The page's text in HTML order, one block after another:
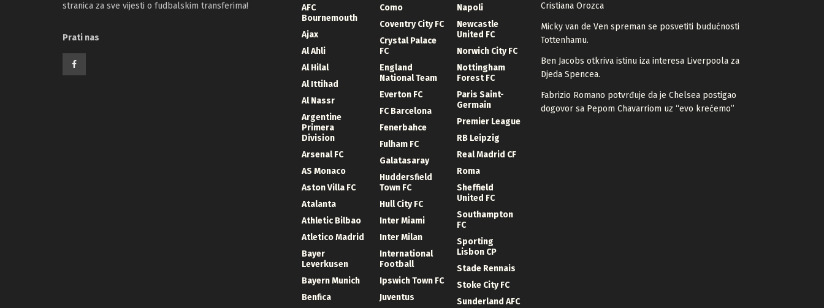
stranica za sve vijesti o fudbalskim transferima!
Prati nas
AFC
Bournemouth
Ajax
Al Ahli
Al Hilal
Al Ittihad
Al Nassr
Argentine
Primera
Division
Arsenal FC
AS Monaco
Aston Villa FC
Atalanta
Athletic Bilbao
Atletico Madrid
Bayer
Leverkusen
Bayern Munich
Benfica
Como
Coventry City FC
Crystal Palace
FC
England
National Team
Everton FC
FC Barcelona
Fenerbahce
Fulham FC
Galatasaray
Huddersfield
Town FC
Hull City FC
Inter Miami
Inter Milan
International
Football
Ipswich Town FC
Juventus
Napoli
Newcastle
United FC
Norwich City FC
Nottingham
Forest FC
Paris Saint-
Germain
Premier League
RB Leipzig
Real Madrid CF
Roma
Sheffield
United FC
Southampton
FC
Sporting
Lisbon CP
Stade Rennais
Stoke City FC
Sunderland AFC
Cristiana Orozca
Micky van de Ven spreman se posvetiti budućnosti
Tottenhamu.
Ben Jacobs otkriva istinu iza interesa Liverpoola za
Djeda Spencea.
Fabrizio Romano potvrđuje da je Chelsea postigao
dogovor sa Pepom Chavarriom uz “evo krećemo”